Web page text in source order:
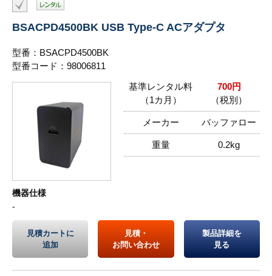
BSACPD4500BK USB Type-C ACアダプタ
型番：BSACPD4500BK
型番コード：98006811
基準レンタル料
（1カ月）
700円
（税別）
メーカー バッファロー
重量 0.2kg
機器仕様
-
見積カートに
追加
見積・
お問い合わせ
製品詳細を
見る